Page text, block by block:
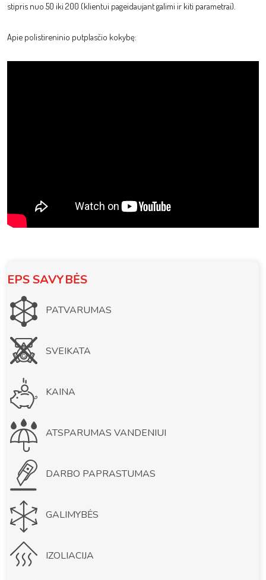
stipris nuo 50 iki 200 (klientui pageidaujant galimi ir kiti parametrai).
Apie polistireninio putplasčio kokybę:
EPS SAVYBĖS
PATVARUMAS
SVEIKATA
KAINA
ATSPARUMAS VANDENIUI
DARBO PAPRASTUMAS
GALIMYBĖS
IZOLIACIJA